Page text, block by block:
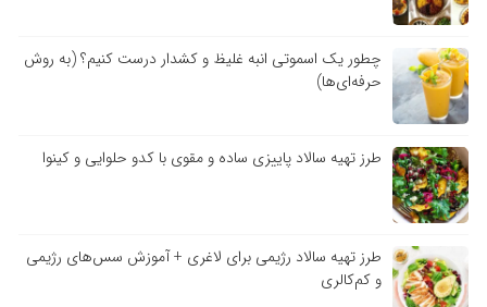
چطور یک اسموتی انبه غلیظ و کشدار درست کنیم؟ (به روش
حرفه‌ای‌ها)
طرز تهیه سالاد پاییزی ساده و مقوی با کدو حلوایی و کینوا
طرز تهیه سالاد رژیمی برای لاغری + آموزش سس‌های رژیمی
و کم‌کالری